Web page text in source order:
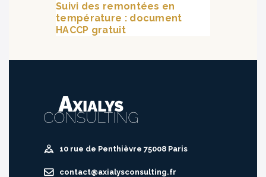
Suivi des remontées en
température : document
HACCP gratuit
10 rue de Penthièvre 75008 Paris
contact@axialysconsulting.fr